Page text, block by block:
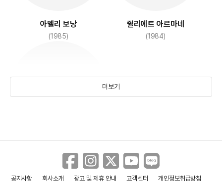
아멜리 보낭
(1985)
쥘리에트 아르마네
(1984)
바스티앙 부이용
(1985)
더보기
공지사항 회사소개 광고 및 제휴 안내 고객센터
개인정보취급방침